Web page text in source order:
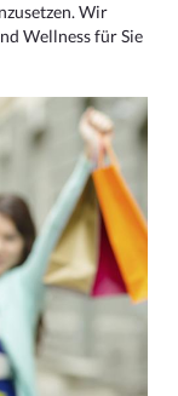
Wir
Wellness für Sie